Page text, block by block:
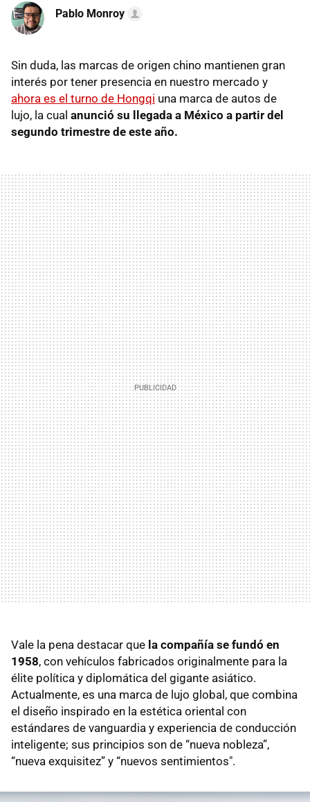
Pablo Monroy
Sin duda, las marcas de origen chino mantienen gran
interés por tener presencia en nuestro mercado y
ahora es el turno de Hongqi una marca de autos de
lujo, la cual anunció su llegada a México a partir del
segundo trimestre de este año.
Vale la pena destacar que la compañía se fundó en
1958, con vehículos fabricados originalmente para la
élite política y diplomática del gigante asiático.
Actualmente, es una marca de lujo global, que combina
el diseño inspirado en la estética oriental con
estándares de vanguardia y experiencia de conducción
inteligente; sus principios son de “nueva nobleza”,
“nueva exquisitez” y “nuevos sentimientos".